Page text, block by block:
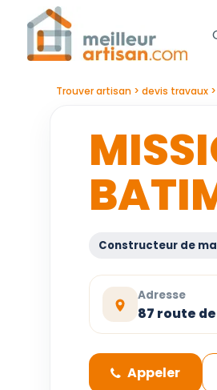
Trouver artisan devis travaux
Constructeur de
Adresse
87 route
Appeler